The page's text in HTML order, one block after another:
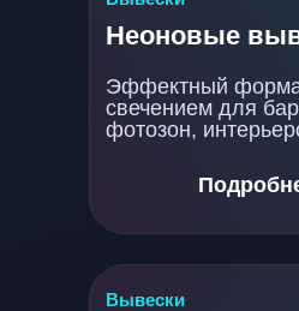
Неоновые
Вывески
Эффектный
свечением для
фотозон,